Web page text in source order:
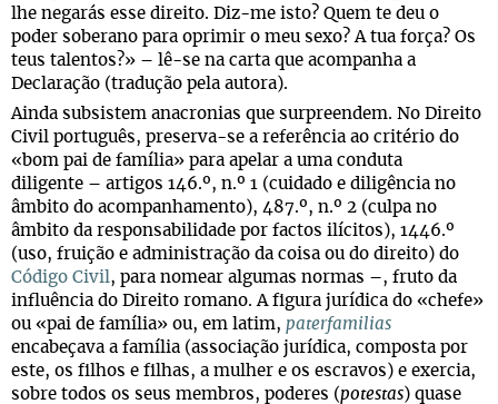
lhe negarás esse direito. Diz-me isto? Quem te deu o
poder soberano para oprimir o meu sexo? A tua força? Os
teus talentos?» – lê-se na carta que acompanha a
Declaração (tradução pela autora).
Ainda subsistem anacronias que surpreendem. No Direito
Civil português, preserva-se a referência ao critério do
«bom pai de família» para apelar a uma conduta
diligente – artigos 146.º, n.º 1 (cuidado e diligência no
âmbito do acompanhamento), 487.º, n.º 2 (culpa no
âmbito da responsabilidade por factos ilícitos), 1446.º
(uso, fruição e administração da coisa ou do direito) do
Código Civil, para nomear algumas normas –, fruto da
influência do Direito romano. A figura jurídica do «chefe»
ou «pai de família» ou, em latim, paterfamilias
encabeçava a família (associação jurídica, composta por
este, os filhos e filhas, a mulher e os escravos) e exercia,
sobre todos os seus membros, poderes (potestas) quase